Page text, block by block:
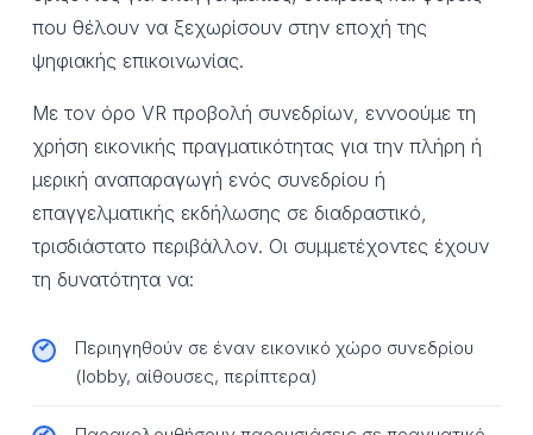
που θέλουν να ξεχωρίσουν στην εποχή της
ψηφιακής επικοινωνίας.
Με τον όρο VR προβολή συνεδρίων, εννοούμε τη
χρήση εικονικής πραγματικότητας για την πλήρη ή
μερική αναπαραγωγή ενός συνεδρίου ή
επαγγελματικής εκδήλωσης σε διαδραστικό,
τρισδιάστατο περιβάλλον. Οι συμμετέχοντες έχουν
τη δυνατότητα να:
Περιηγηθούν σε έναν εικονικό χώρο συνεδρίου
(lobby, αίθουσες, περίπτερα)